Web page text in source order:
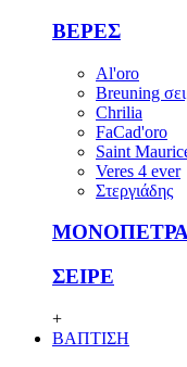
ΒΕΡΕΣ
Al'oro
Breuning
Chrilia
FaCad'oro
Saint
Veres 4 ever
Στεργιάδης
ΣΕΙΡΕ
+
ΒΑΠΤΙΣΗ